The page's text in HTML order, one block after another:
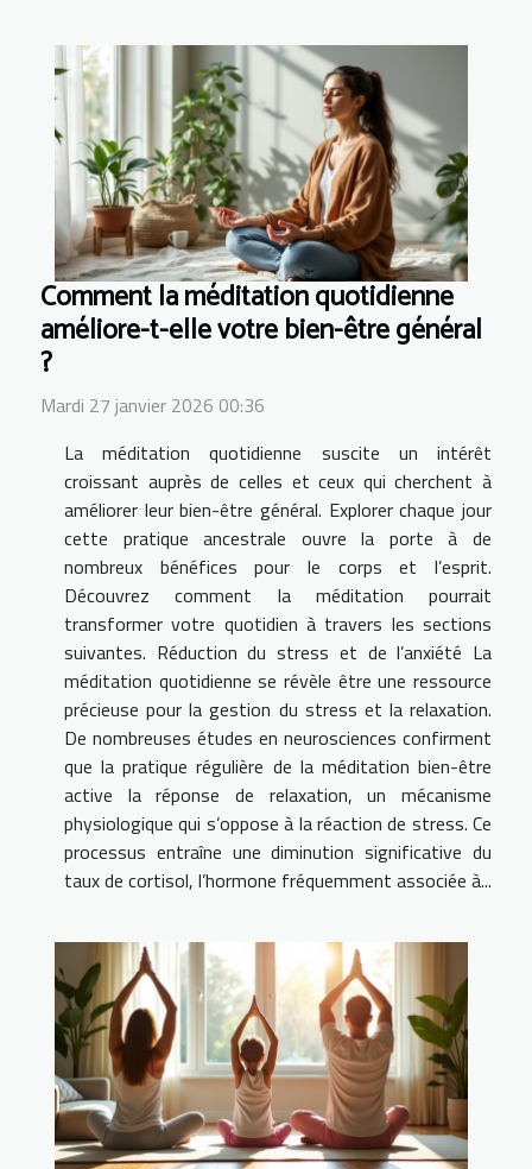
Comment la méditation quotidienne
améliore-t-elle votre bien-être général
?
Mardi 27 janvier 2026 00:36
La méditation quotidienne suscite un intérêt
croissant auprès de celles et ceux qui cherchent à
améliorer leur bien-être général. Explorer chaque jour
cette pratique ancestrale ouvre la porte à de
nombreux bénéfices pour le corps et l’esprit.
Découvrez comment la méditation pourrait
transformer votre quotidien à travers les sections
suivantes. Réduction du stress et de l’anxiété La
méditation quotidienne se révèle être une ressource
précieuse pour la gestion du stress et la relaxation.
De nombreuses études en neurosciences confirment
que la pratique régulière de la méditation bien-être
active la réponse de relaxation, un mécanisme
physiologique qui s’oppose à la réaction de stress. Ce
processus entraîne une diminution significative du
taux de cortisol, l’hormone fréquemment associée à...